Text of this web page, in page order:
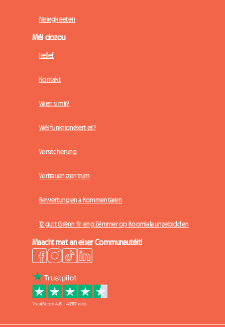
Neiegkeeten
Méi dozou
Hëllef
Kontakt
Wien si mir?
Wéi funktionéiert et?
Versécherung
Vertrauenszentrum
Bewertungen a Kommentaren
12 gutt Grënn fir eng Zëmmer op Roomlala unzebidden
Maacht mat an eiser Communautéit!